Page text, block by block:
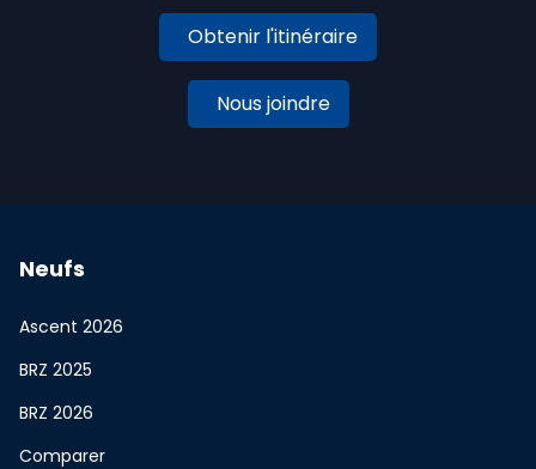
Obtenir l'itinéraire
Nous joindre
Neufs
Ascent 2026
BRZ 2025
BRZ 2026
Comparer